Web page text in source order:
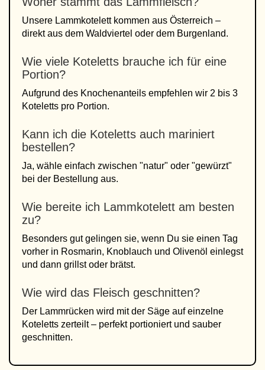
Unsere Lammkotelett kommen aus Österreich –
direkt aus dem Waldviertel oder dem Burgenland.
Wie viele Koteletts brauche ich für eine
Portion?
Aufgrund des Knochenanteils empfehlen wir 2 bis 3
Koteletts pro Portion.
Kann ich die Koteletts auch mariniert
bestellen?
Ja, wähle einfach zwischen "natur" oder "gewürzt"
bei der Bestellung aus.
Wie bereite ich Lammkotelett am besten
zu?
Besonders gut gelingen sie, wenn Du sie einen Tag
vorher in Rosmarin, Knoblauch und Olivenöl einlegst
und dann grillst oder brätst.
Wie wird das Fleisch geschnitten?
Der Lammrücken wird mit der Säge auf einzelne
Koteletts zerteilt – perfekt portioniert und sauber
geschnitten.